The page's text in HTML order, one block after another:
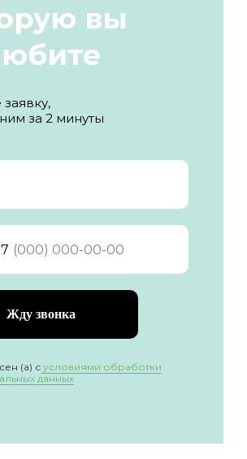
Жду звонка
заявку,
за 2 минуты
(а) с условиями обработки
данных
вы